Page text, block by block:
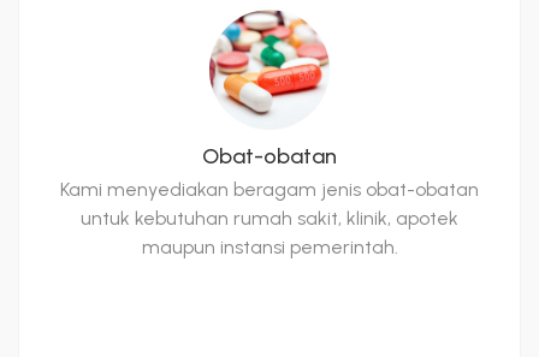
Obat-obatan
Kami menyediakan beragam jenis obat-obatan
untuk kebutuhan rumah sakit, klinik, apotek
maupun instansi pemerintah.